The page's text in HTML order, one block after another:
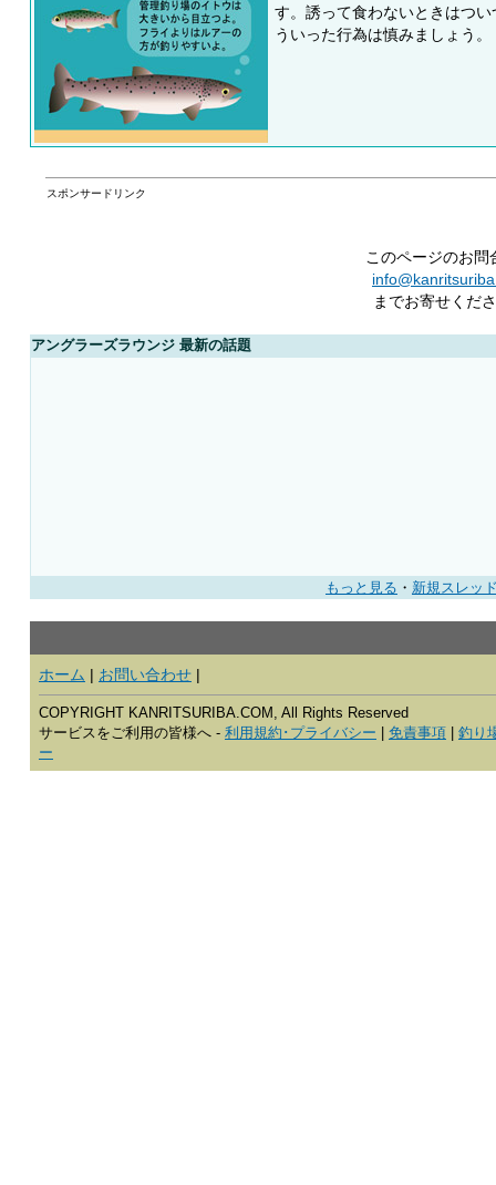
す。誘って食わないときはつ
ういった行為は慎みましょう。
スポンサードリンク
このページのお問
までお寄せくだ
アングラーズラウンジ 最新の話題
もっと見る ・ 新規スレッ
ホーム | お問い合わせ |
COPYRIGHT KANRITSURIBA.COM, All Rights Reserved
サービスをご利用の皆様へ - 利用規約･プライバシー 免責事項
釣り
ー